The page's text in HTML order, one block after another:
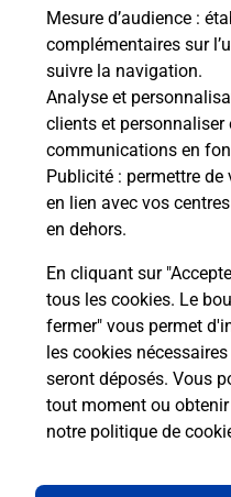
Mesure d’audience :
complémentaires sur
suivre la navigation.
Analyse et
clients et personnaliser
communications en
Publicité : permettre
en lien avec vos
en dehors.
En cliquant sur
tous les cookies. Le
fermer" vous permet
les cookies
seront déposés. Vous
tout moment ou
notre politique de
Questions
Quel réseau
Est-ce que je
numéro de
Est-ce que je
avec La Poste
Est-ce que je peux